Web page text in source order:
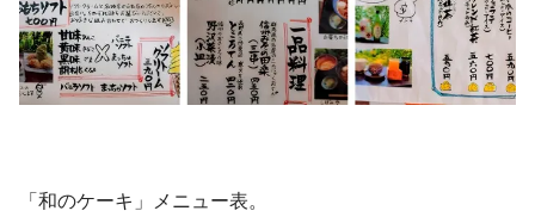
「和のケーキ」メニュー表。